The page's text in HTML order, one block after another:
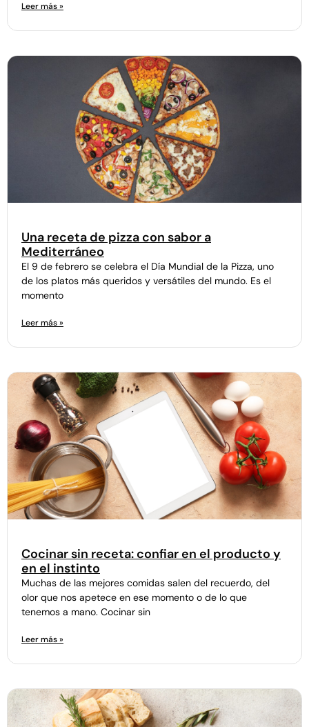
Leer más »
Una receta de pizza con sabor a
Mediterráneo
El 9 de febrero se celebra el Día Mundial de la Pizza, uno
de los platos más queridos y versátiles del mundo. Es el
momento
Leer más »
Cocinar sin receta: confiar en el producto y
en el instinto
Muchas de las mejores comidas salen del recuerdo, del
olor que nos apetece en ese momento o de lo que
tenemos a mano. Cocinar sin
Leer más »